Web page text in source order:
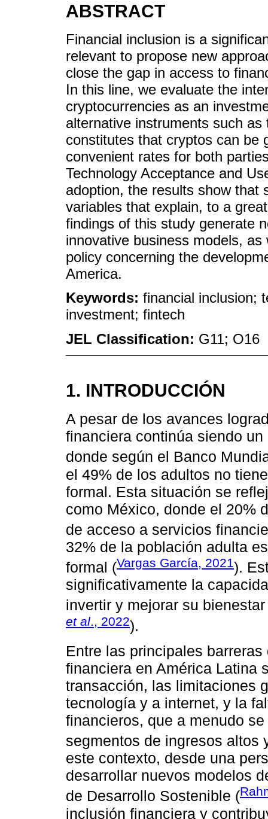
ABSTRACT
Financial inclusion is a
relevant to propose new
close the gap in access to
In this line, we evaluate the
cryptocurrencies as an
alternative instruments such
constitutes that cryptos can be
convenient rates for both
Technology Acceptance and
adoption, the results show that
variables that explain, to a
findings of this study generate
innovative business models,
policy concerning the
America.
Keywords: financial inclusion;
investment; fintech
JEL Classification: G11; O16
1. INTRODUCCIÓN
A pesar de los avances
financiera continúa siendo
donde según el Banco
el 49% de los adultos no
formal. Esta situación se
como México, donde el 20%
de acceso a servicios
32% de la población adulta
formal (Vargas García, 2021).
significativamente la
invertir y mejorar su
et al ., 2022).
Entre las principales
financiera en América Latina
transacción, las limitaciones
tecnología y a internet, y la
financieros, que a menudo
segmentos de ingresos altos
este contexto, desde una
desarrollar nuevos modelos
de Desarrollo Sostenible (
inclusión financiera y